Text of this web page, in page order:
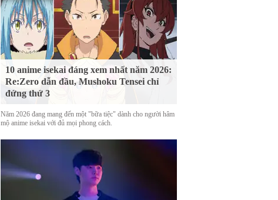
10 anime isekai đáng xem nhất năm 2026:
Re:Zero dẫn đầu, Mushoku Tensei chỉ
đứng thứ 3
Năm 2026 đang mang đến một "bữa tiệc" dành cho người hâm
mộ anime isekai với đủ mọi phong cách.